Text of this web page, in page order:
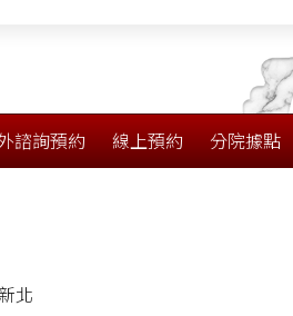
諮詢預約 線上預約 分院據點
北